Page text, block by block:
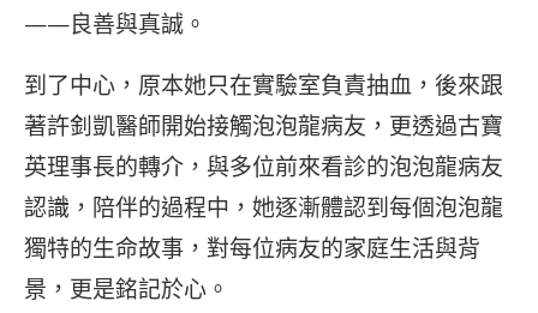
——良善與真誠。
到了中心，原本她只在實驗室負責抽血，後來跟
著許釗凱醫師開始接觸泡泡龍病友，更透過古寶
英理事長的轉介，與多位前來看診的泡泡龍病友
認識，陪伴的過程中，她逐漸體認到每個泡泡龍
獨特的生命故事，對每位病友的家庭生活與背
景，更是銘記於心。